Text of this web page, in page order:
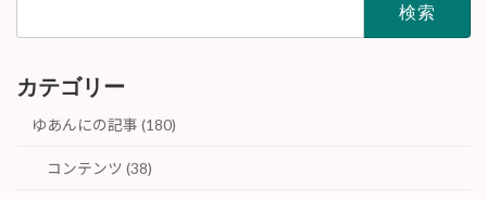
カテゴリー
ゆあんにの記事 (180)
コンテンツ (38)